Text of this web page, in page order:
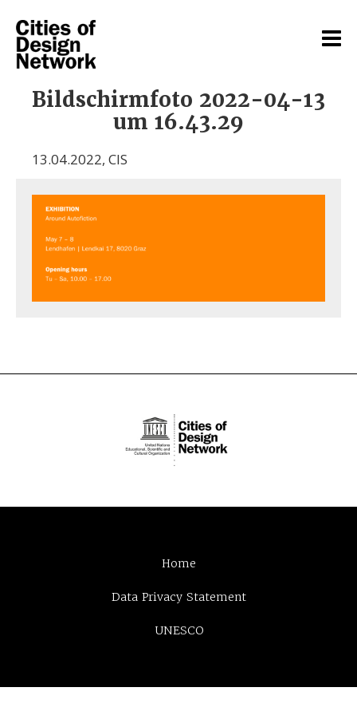
Bildschirmfoto 2022-04-13
um 16.43.29
13.04.2022, CIS
Home
Data Privacy Statement
UNESCO